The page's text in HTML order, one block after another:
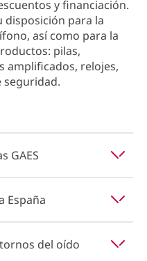
y financiación.
disposición para la
así como para la
pilas,
amplificados, relojes,
seguridad.
GAES
España
del oído